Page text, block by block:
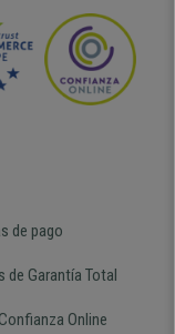
Si estoy contento
de pago
de Garantía Total
Online